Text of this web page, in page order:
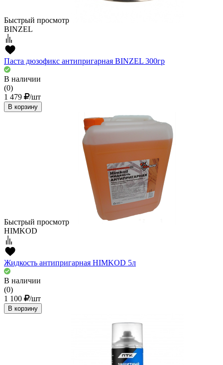
Быстрый просмотр
BINZEL
Паста дюзофикс антипригарная BINZEL 300гр
В наличии
(0)
1 479
/шт
В корзину
Быстрый просмотр
HIMKOD
Жидкость антипригарная HIMKOD 5л
В наличии
(0)
1 100
/шт
В корзину